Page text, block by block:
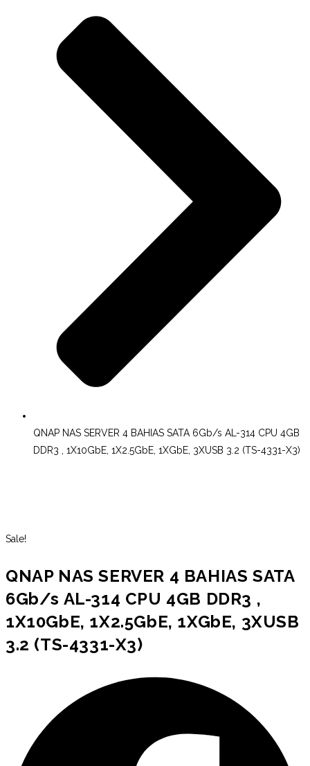
QNAP NAS SERVER 4 BAHIAS SATA 6Gb/s AL-314 CPU 4GB
DDR3 , 1X10GbE, 1X2.5GbE, 1XGbE, 3XUSB 3.2 (TS-4331-X3)
Sale!
QNAP NAS SERVER 4 BAHIAS SATA
6Gb/s AL-314 CPU 4GB DDR3 ,
1X10GbE, 1X2.5GbE, 1XGbE, 3XUSB
3.2 (TS-4331-X3)